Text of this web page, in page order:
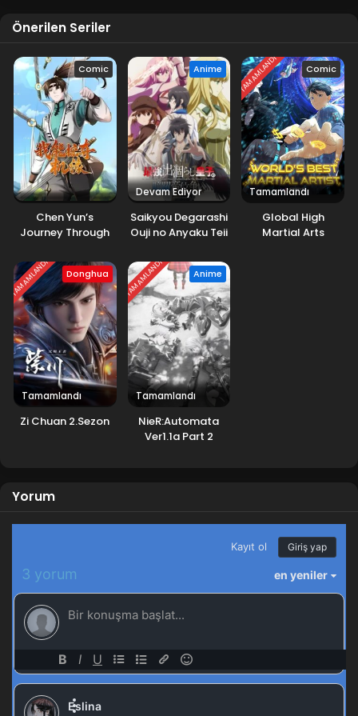
Önerilen Seriler
Comic
Chen Yun’s
Journey Through
Anime
Devam Ediyor
Saikyou Degarashi
Ouji no Anyaku Teii
TAMAMLANDI Comic
Tamamlandı
Global High
Martial Arts
TAMAMLANDI Donghua
Tamamlandı
Zi Chuan 2.Sezon
TAMAMLANDI Anime
Tamamlandı
NieR:Automata
Ver1.1a Part 2
Yorum